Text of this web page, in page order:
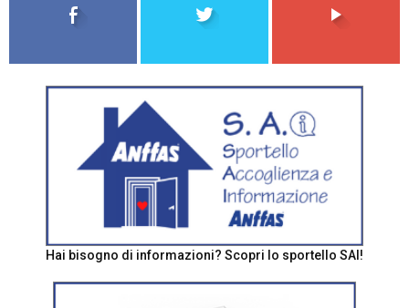
Hai bisogno di informazioni? Scopri lo sportello SAI!